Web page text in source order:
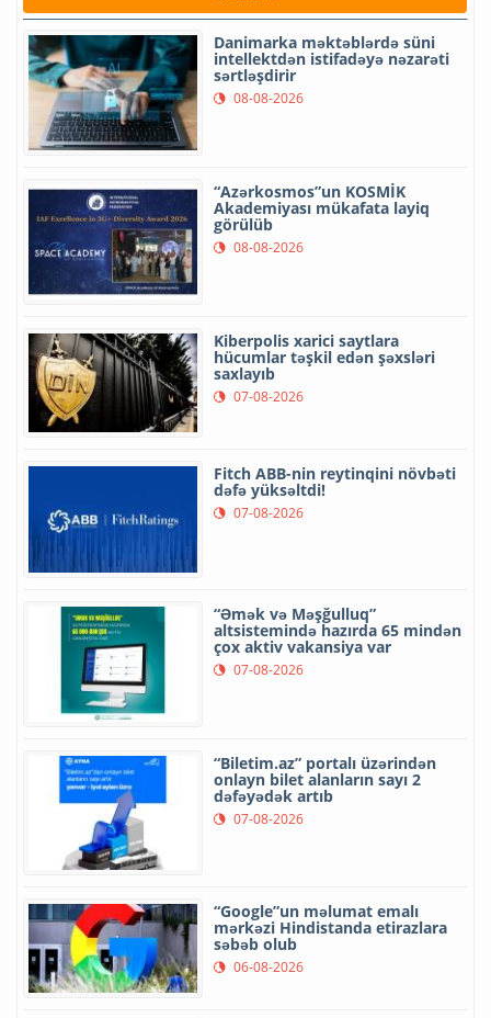
Danimarka məktəblərdə süni
intellektdən istifadəyə nəzarəti
sərtləşdirir
08-08-2026
“Azərkosmos”un KOSMİK
Akademiyası mükafata layiq
görülüb
08-08-2026
Kiberpolis xarici saytlara
hücumlar təşkil edən şəxsləri
saxlayıb
07-08-2026
Fitch ABB-nin reytinqini növbəti
dəfə yüksəltdi!
07-08-2026
“Əmək və Məşğulluq”
altsistemində hazırda 65 mindən
çox aktiv vakansiya var
07-08-2026
“Biletim.az” portalı üzərindən
onlayn bilet alanların sayı 2
dəfəyədək artıb
07-08-2026
“Google”un məlumat emalı
mərkəzi Hindistanda etirazlara
səbəb olub
06-08-2026